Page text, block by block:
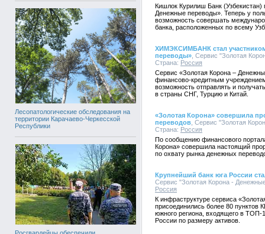
Лесопатологические обследования на
территории Карачаево-Черкесской
Республики
Кишлок Курилиш Банк (Узбекистан)
Денежные переводы». Теперь у
возможность совершать
банка, расположенных по всему
ХИМЭКСИМБАНК стал
переводы» , Сервис "Золотая
Страна: Россия
Сервис «Золотая Корона –
финансово-кредитным
возможность отправлять и
в страны СНГ, Турцию и Китай.
«Золотая Корона» совершила
переводов , Сервис "Золотая
Страна: Россия
По сообщению финансового
Корона» совершила настоящий
по охвату рынка денежных
Крупнейший банк юга России
Сервис "Золотая Корона -
Россия
К инфраструктуре сервиса
присоединились более 80 пунктов
южного региона, входящего в ТОП-
России по размеру активов.